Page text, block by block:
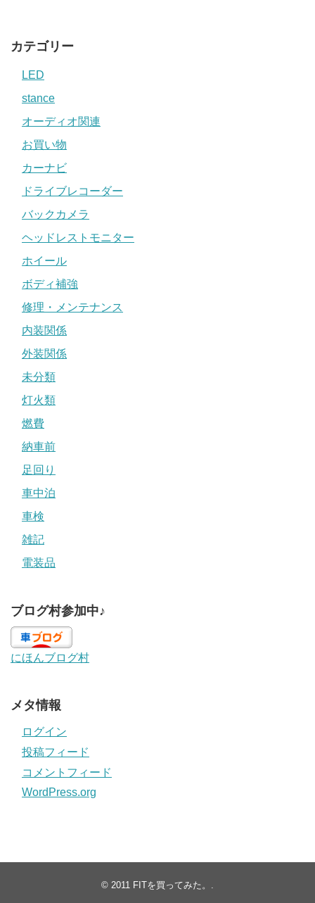
カテゴリー
LED
stance
オーディオ関連
お買い物
カーナビ
ドライブレコーダー
バックカメラ
ヘッドレストモニター
ホイール
ボディ補強
修理・メンテナンス
内装関係
外装関係
未分類
灯火類
燃費
納車前
足回り
車中泊
車検
雑記
電装品
ブログ村参加中♪
にほんブログ村
メタ情報
ログイン
投稿フィード
コメントフィード
WordPress.org
© 2011 FITを買ってみた。